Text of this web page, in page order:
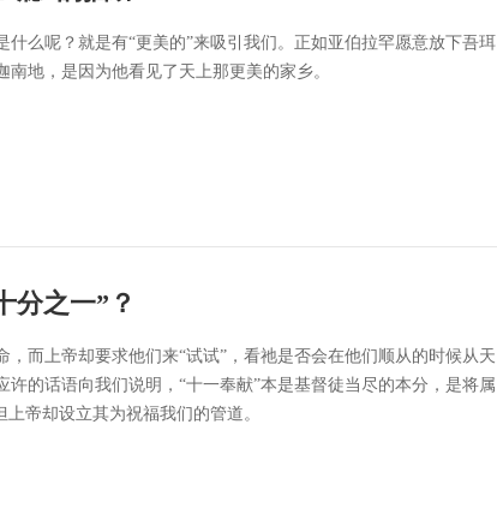
什么呢？就是有“更美的”来吸引我们。正如亚伯拉罕愿意放下吾珥
南地，是因为他看见了天上那更美的家乡。
分之一”？
，而上帝却要求他们来“试试”，看祂是否会在他们顺从的时候从天
许的话语向我们说明，“十一奉献”本是基督徒当尽的本分，是将属
帝却设立其为祝福我们的管道。